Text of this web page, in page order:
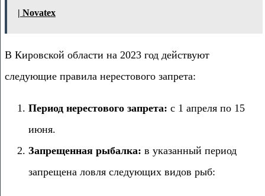
| Novatex
В Кировской области на 2023 год действуют
следующие правила нерестового запрета:
Период нерестового запрета: с 1 апреля по 15
июня.
Запрещенная рыбалка: в указанный период
запрещена ловля следующих видов рыб: